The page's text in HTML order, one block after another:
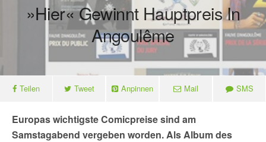
»Hier« Gewinnt Hauptpreis In
Angoulême
Teilen Tweet Anpinnen Mail SMS
Europas wichtigste Comicpreise sind am
Samstagabend vergeben worden. Als Album des